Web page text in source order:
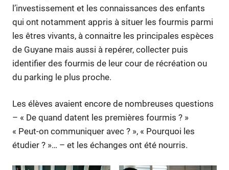
l’investissement et les connaissances des enfants
qui ont notamment appris à situer les fourmis parmi
les êtres vivants, à connaitre les principales espèces
de Guyane mais aussi à repérer, collecter puis
identifier des fourmis de leur cour de récréation ou
du parking le plus proche.
Les élèves avaient encore de nombreuses questions
– « De quand datent les premières fourmis ? »
« Peut-on communiquer avec ? », « Pourquoi les
étudier ? »… – et les échanges ont été nourris.